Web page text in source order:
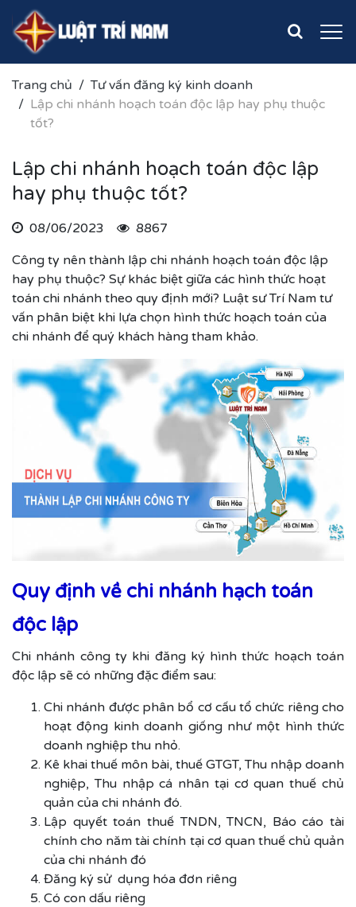
Trang chủ
Tư vấn đăng ký kinh doanh
Lập chi nhánh hoạch toán độc lập hay phụ thuộc
tốt?
Lập chi nhánh hoạch toán độc lập
hay phụ thuộc tốt?
08/06/2023
8867
Công ty nên thành lập chi nhánh hoạch toán độc lập
hay phụ thuộc? Sự khác biệt giữa các hình thức hoạt
toán chi nhánh theo quy định mới? Luật sư Trí Nam tư
vấn phân biệt khi lựa chọn hình thức hoạch toán của
chi nhánh để quý khách hàng tham khảo.
Quy định về chi nhánh hạch toán
độc lập
Chi nhánh công ty khi đăng ký hình thức hoạch toán
độc lập sẽ có những đặc điểm sau:
Chi nhánh được phân bổ cơ cấu tổ chức riêng cho
hoạt động kinh doanh giống như một hình thức
doanh nghiệp thu nhỏ.
Kê khai thuế môn bài, thuế GTGT, Thu nhập doanh
nghiệp, Thu nhập cá nhân tại cơ quan thuế chủ
quản của chi nhánh đó.
Lập quyết toán thuế TNDN, TNCN, Báo cáo tài
chính cho năm tài chính tại cơ quan thuế chủ quản
của chi nhánh đó
Đăng ký sử dụng hóa đơn riêng
Có con dấu riêng